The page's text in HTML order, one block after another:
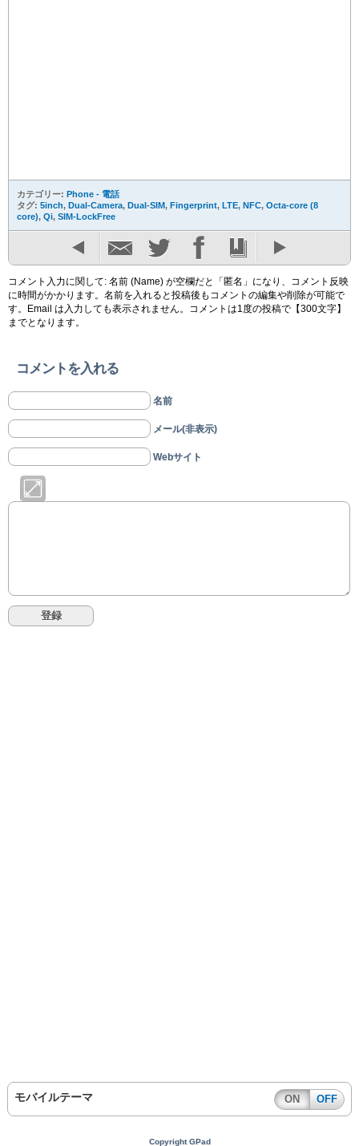
カテゴリー: Phone - 電話
タグ: 5inch, Dual-Camera, Dual-SIM, Fingerprint, LTE, NFC, Octa-core (8
core), Qi, SIM-LockFree
コメント入力に関して: 名前 (Name) が空欄だと「匿名」になり、コメント反映
に時間がかかります。名前を入れると投稿後もコメントの編集や削除が可能で
す。Email は入力しても表示されません。コメントは1度の投稿で【300文字】
までとなります。
コメントを入れる
名前
メール(非表示)
Webサイト
モバイルテーマ ON OFF
Copyright GPad